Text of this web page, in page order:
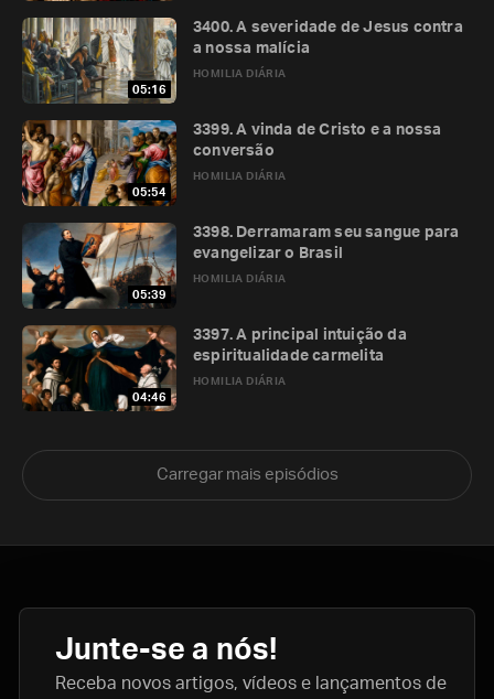
05:16
HOMILIA DIÁRIA
3400. A severidade de Jesus contra
a nossa malícia
05:54
HOMILIA DIÁRIA
3399. A vinda de Cristo e a nossa
conversão
05:39
HOMILIA DIÁRIA
3398. Derramaram seu sangue para
evangelizar o Brasil
04:46
HOMILIA DIÁRIA
3397. A principal intuição da
espiritualidade carmelita
Carregar mais episódios
Junte-se a nós!
Receba novos artigos, vídeos e lançamentos de